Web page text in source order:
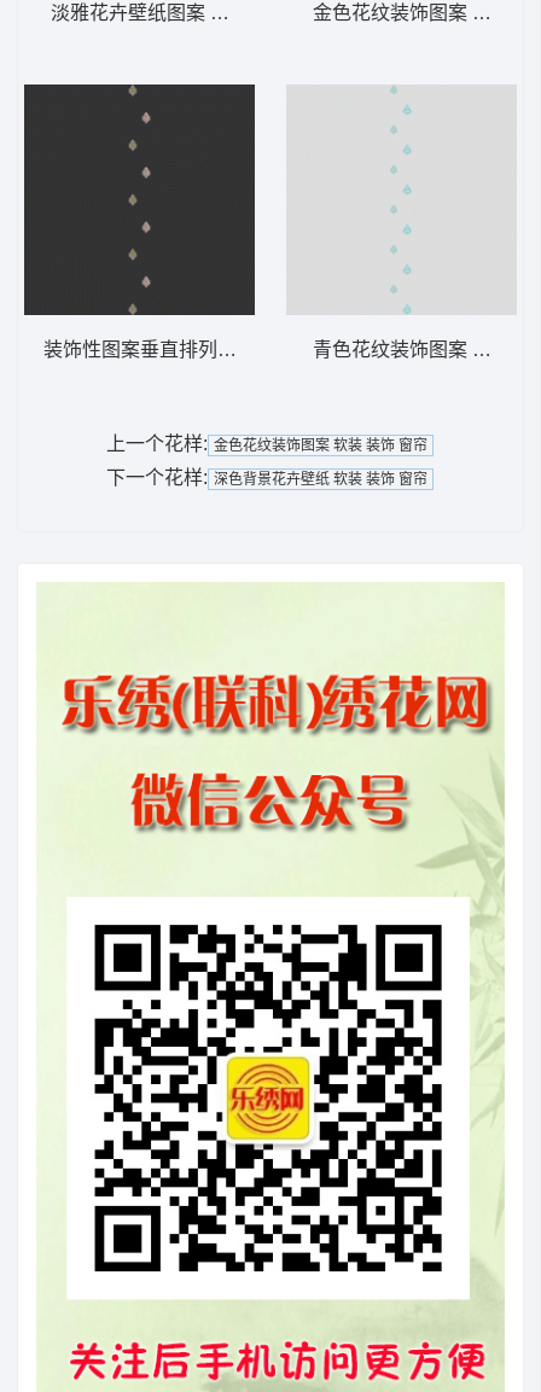
淡雅花卉壁纸图案 软装 装饰 窗帘
装饰性图案垂直排列 软装 装饰 窗帘
金色花纹装饰图案 软装 装
青色花纹装饰图案 软装 装
上一个花样: 金色花纹装饰图案 软装 装饰 窗帘
下一个花样: 深色背景花卉壁纸 软装 装饰 窗帘